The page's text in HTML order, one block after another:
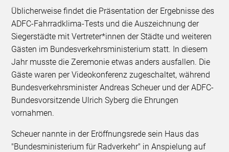
Üblicherweise findet die Präsentation der Ergebnisse des
ADFC-Fahrradklima-Tests und die Auszeichnung der
Siegerstädte mit Vertreter*innen der Städte und weiteren
Gästen im Bundesverkehrsministerium statt. In diesem
Jahr musste die Zeremonie etwas anders ausfallen. Die
Gäste waren per Videokonferenz zugeschaltet, während
Bundesverkehrsminister Andreas Scheuer und der ADFC-
Bundesvorsitzende Ulrich Syberg die Ehrungen
vornahmen.
Scheuer nannte in der Eröffnungsrede sein Haus das
"Bundesministerium für Radverkehr" in Anspielung auf